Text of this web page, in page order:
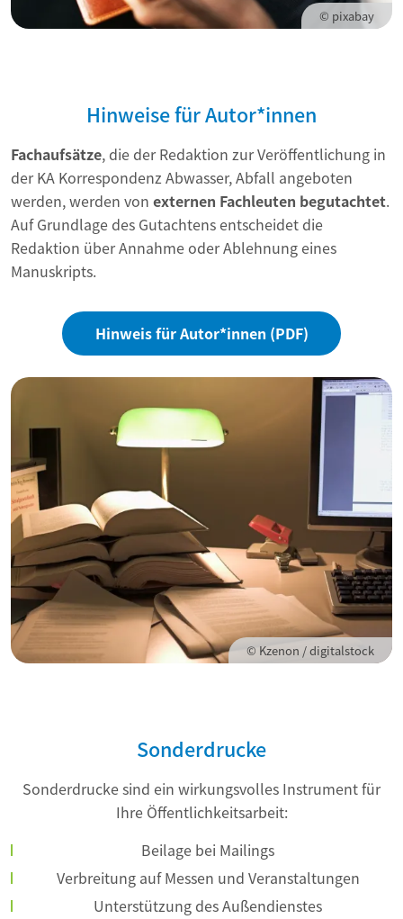
© pixabay
Hinweise für Autor*innen
Fachaufsätze, die der Redaktion zur Veröffentlichung in
der KA Korrespondenz Abwasser, Abfall angeboten
werden, werden von externen Fachleuten begutachtet.
Auf Grundlage des Gutachtens entscheidet die
Redaktion über Annahme oder Ablehnung eines
Manuskripts.
Hinweis für Autor*innen (PDF)
© Kzenon / digitalstock
Sonderdrucke
Sonderdrucke sind ein wirkungsvolles Instrument für
Ihre Öffentlichkeitsarbeit:
Beilage bei Mailings
Verbreitung auf Messen und Veranstaltungen
Unterstützung des Außendienstes